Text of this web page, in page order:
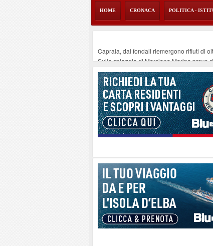
HOME CRONACA POLITICA -
Capraia, dai fondali riemergono rifiuti di
Sulla spiaggia di Marciana Marina prove
Rotta Elba–Bali: il viaggio impossibile di
Il 9 e 11 agosto, due passeggiate alla
Danilo Casali, marinaio decorato